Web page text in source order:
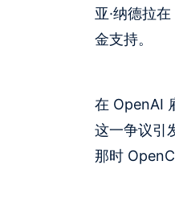
亚·纳德拉
金支持。
在 OpenAI
这一争议引
那时